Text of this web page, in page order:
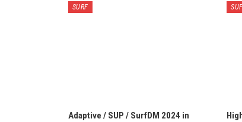
SURF
Adaptive / SUP / SurfDM 2024 in